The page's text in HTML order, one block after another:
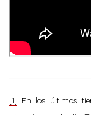
[1]
En los últimos